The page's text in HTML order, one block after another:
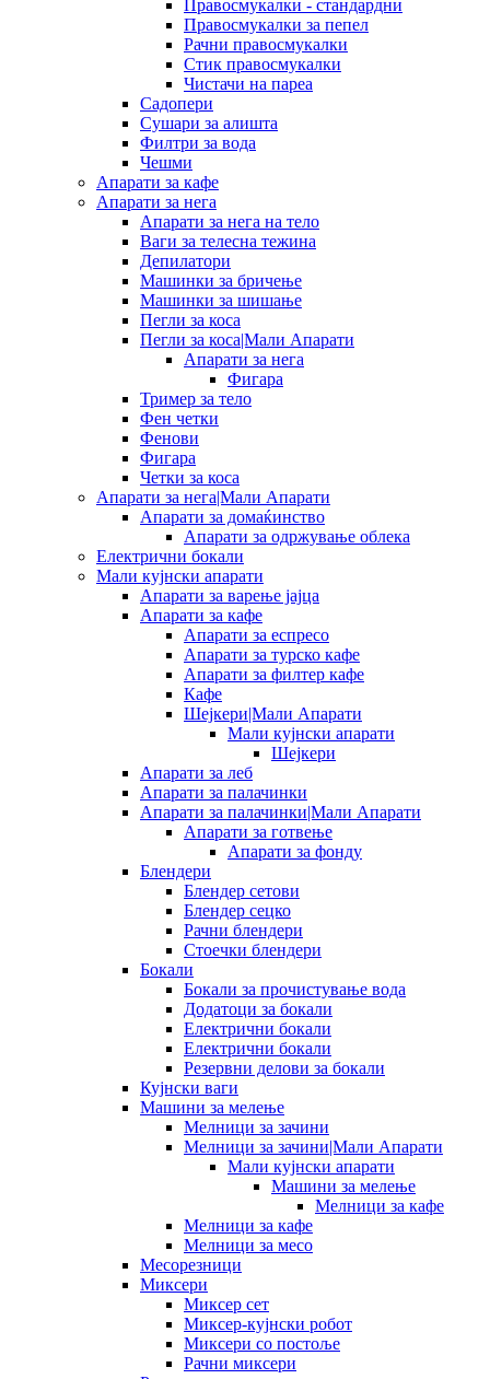
Правосмукалки - стандардни
Правосмукалки за пепел
Рачни правосмукалки
Стик правосмукалки
Чистачи на пареа
Садопери
Сушари за алишта
Филтри за вода
Чешми
Апарати за кафе
Апарати за нега
Апарати за нега на тело
Ваги за телесна тежина
Депилатори
Машинки за бричење
Машинки за шишање
Пегли за коса
Пегли за коса|Мали Апарати
Апарати за нега
Фигара
Тример за тело
Фен четки
Фенови
Фигара
Четки за коса
Апарати за нега|Мали Апарати
Апарати за домаќинство
Апарати за одржување облека
Електрични бокали
Мали кујнски апарати
Апарати за варење јајца
Апарати за кафе
Апарати за еспресо
Апарати за турско кафе
Апарати за филтер кафе
Кафе
Шејкери|Мали Апарати
Мали кујнски апарати
Шејкери
Апарати за леб
Апарати за палачинки
Апарати за палачинки|Мали Апарати
Апарати за готвење
Апарати за фонду
Блендери
Блендер сетови
Блендер сецко
Рачни блендери
Стоечки блендери
Бокали
Бокали за прочистување вода
Додатоци за бокали
Електрични бокали
Електрични бокали
Резервни делови за бокали
Кујнски ваги
Машини за мелење
Мелници за зачини
Мелници за зачини|Мали Апарати
Мали кујнски апарати
Машини за мелење
Мелници за кафе
Мелници за кафе
Мелници за месо
Месорезници
Миксери
Миксер сет
Миксер-кујнски робот
Миксери со постоље
Рачни миксери